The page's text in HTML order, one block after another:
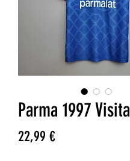
Parma 1997
22,99 €Precio